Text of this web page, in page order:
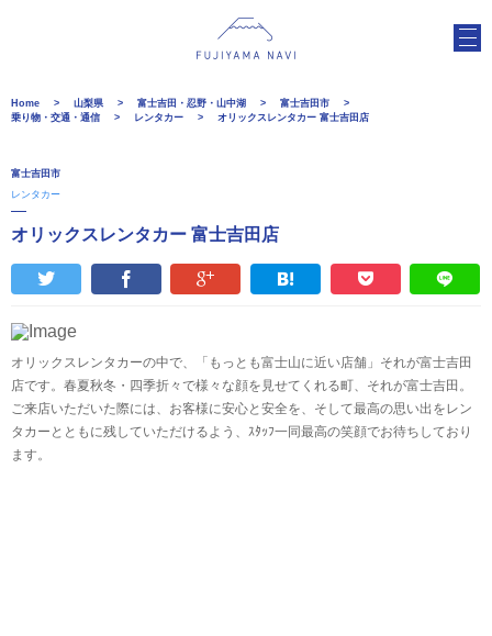
Home 山梨県 富士吉田・忍野・山中湖
富士吉田市
乗り物・交通・通信
レンタカー オリックスレンタカー 富士吉田店
富士吉田市
レンタカー
オリックスレンタカー 富士吉田店
オリックスレンタカーの中で、「もっとも富士山に近い店舗」それが富士吉田
店です。春夏秋冬・四季折々で様々な顔を見せてくれる町、それが富士吉田。
ご来店いただいた際には、お客様に安心と安全を、そして最高の思い出をレン
タカーとともに残していただけるよう、ｽﾀｯﾌ一同最高の笑顔でお待ちしており
ます。